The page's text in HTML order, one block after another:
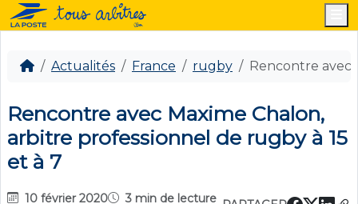
Actualités France rugby Rencontre avec
Rencontre avec Maxime Chalon,
arbitre professionnel de rugby à 15
et à 7
10 février 2020 3 min de lecture